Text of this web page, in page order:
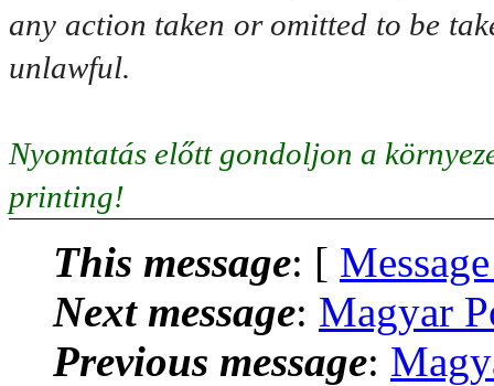
any action taken or omitted to be
unlawful.
Nyomtatás előtt gondoljon a
printing!
This message: [
Next message: Magyar
Previous message: